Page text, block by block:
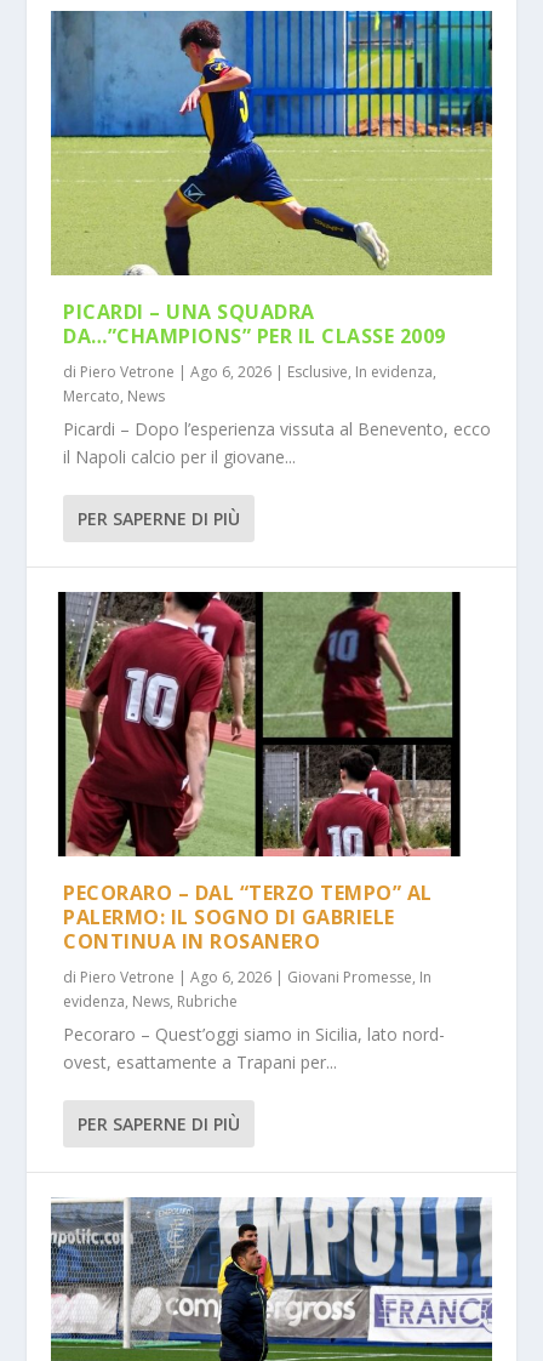
PECORARO – DAL “TERZO TEMPO” AL ...
MISTER MICHELE SACCO (INTERVISTA):”10
ANNI C...
PICARDI – UNA SQUADRA
DA…”CHAMPIONS” PER IL CLASSE 2009
di Piero Vetrone |Ago 6, 2026 | Esclusive, In evidenza,
Mercato, News
Picardi – Dopo l’esperienza vissuta al Benevento, ecco
il Napoli calcio per il giovane...
PER SAPERNE DI PIÙ
PECORARO – DAL “TERZO TEMPO” AL
PALERMO: IL SOGNO DI GABRIELE
CONTINUA IN ROSANERO
di Piero Vetrone |Ago 6, 2026 | Giovani Promesse, In
evidenza, News, Rubriche
Pecoraro – Quest’oggi siamo in Sicilia, lato nord-
ovest, esattamente a Trapani per...
PER SAPERNE DI PIÙ